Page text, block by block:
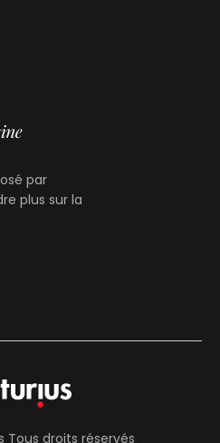
par
plus sur la
Tous droits réservés